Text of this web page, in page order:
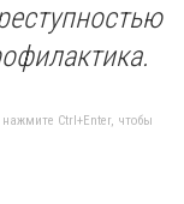
Ctrl+Enter, чтобы